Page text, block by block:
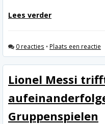
Lees verder
0 reacties • Plaats een reactie
Lionel Messi
Gruppenspielen